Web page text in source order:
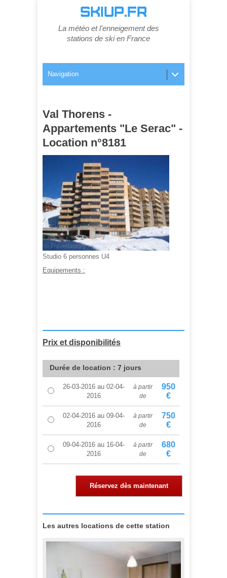
SKIUP.FR
La météo et l'enneigement des
stations de ski en France
Navigation
Val Thorens -
Appartements "Le Serac" -
Location n°8181
Studio 6 personnes U4
Equipements :
Prix et disponibilités
Durée de location : 7 jours
26-03-2016au 02-04-
2016
à partir
de
950
€
02-04-2016au 09-04-
2016
à partir
de
750
€
09-04-2016au 16-04-
2016
à partir
de
680
€
Réservez dès maintenant
Les autres locations de cette station